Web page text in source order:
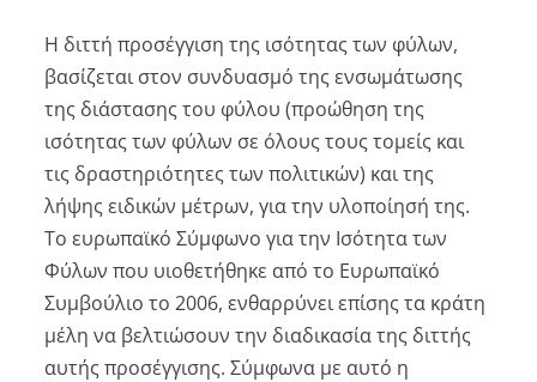
Η διττή προσέγγιση της ισότητας των φύλων,
βασίζεται στον συνδυασμό της ενσωμάτωσης
της διάστασης του φύλου (προώθηση της
ισότητας των φύλων σε όλους τους τομείς και
τις δραστηριότητες των πολιτικών) και της
λήψης ειδικών μέτρων, για την υλοποίησή της.
Το ευρωπαϊκό Σύμφωνο για την Ισότητα των
Φύλων που υιοθετήθηκε από το Ευρωπαϊκό
Συμβούλιο το 2006, ενθαρρύνει επίσης τα κράτη
μέλη να βελτιώσουν την διαδικασία της διττής
αυτής προσέγγισης. Σύμφωνα με αυτό η